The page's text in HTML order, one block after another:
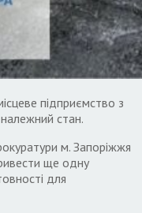
підприємство з
стан.
м. Запоріжжя
ще одну
для